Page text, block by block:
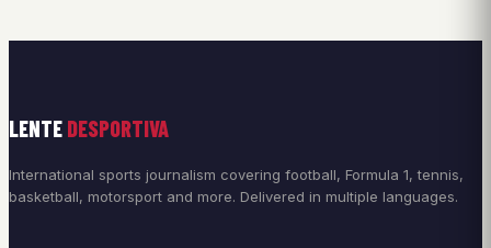
LENTE DESPORTIVA
International sports journalism covering football, Formula 1, tennis,
basketball, motorsport and more. Delivered in multiple languages.